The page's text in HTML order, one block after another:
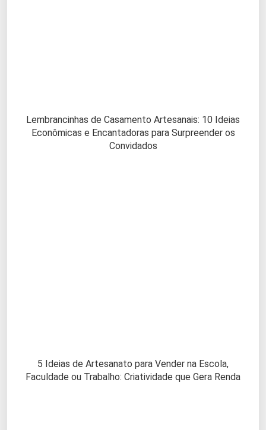
Lembrancinhas de Casamento Artesanais: 10 Ideias
Econômicas e Encantadoras para Surpreender os
Convidados
5 Ideias de Artesanato para Vender na Escola,
Faculdade ou Trabalho: Criatividade que Gera Renda